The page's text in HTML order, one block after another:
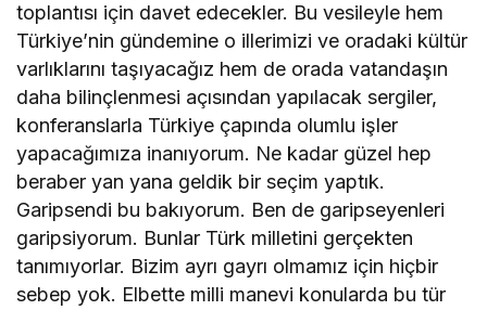
toplantısı için davet edecekler. Bu vesileyle hem
Türkiye’nin gündemine o illerimizi ve oradaki kültür
varlıklarını taşıyacağız hem de orada vatandaşın
daha bilinçlenmesi açısından yapılacak sergiler,
konferanslarla Türkiye çapında olumlu işler
yapacağımıza inanıyorum. Ne kadar güzel hep
beraber yan yana geldik bir seçim yaptık.
Garipsendi bu bakıyorum. Ben de garipseyenleri
garipsiyorum. Bunlar Türk milletini gerçekten
tanımıyorlar. Bizim ayrı gayrı olmamız için hiçbir
sebep yok. Elbette milli manevi konularda bu tür